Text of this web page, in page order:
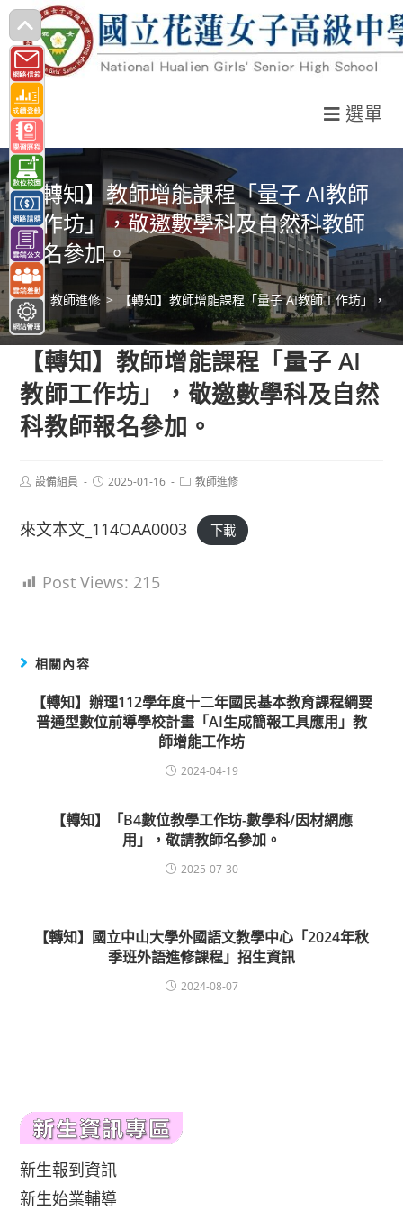
跳
轉
至
主
要
內
容
選單
【轉知】教師增能課程「量子 AI教師
工作坊」，敬邀數學科及自然科教師
報名參加。
> 教師進修 > 【轉知】教師增能課程「量子 AI教師工作坊」，
【轉知】教師增能課程「量子 AI
教師工作坊」，敬邀數學科及自然
科教師報名參加。
Post設備組員
Post2025-01-16
Post教師進修
來文本文_114OAA0003 下載
Post Views: 215
相關內容
【轉知】辦理112學年度十二年國民基本教育課程綱要
普通型數位前導學校計畫「AI生成簡報工具應用」教
師增能工作坊
2024-04-19
【轉知】「B4數位教學工作坊-數學科/因材網應
用」，敬請教師名參加。
2025-07-30
【轉知】國立中山大學外國語文教學中心「2024年秋
季班外語進修課程」招生資訊
2024-08-07
新生報到資訊
新生始業輔導